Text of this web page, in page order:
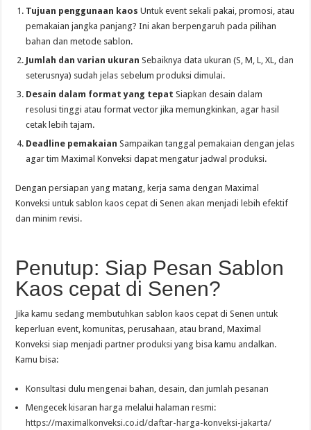
Tujuan penggunaan kaos Untuk event sekali pakai, promosi, atau
pemakaian jangka panjang? Ini akan berpengaruh pada pilihan
bahan dan metode sablon.
Jumlah dan varian ukuran Sebaiknya data ukuran (S, M, L, XL, dan
seterusnya) sudah jelas sebelum produksi dimulai.
Desain dalam format yang tepat Siapkan desain dalam
resolusi tinggi atau format vector jika memungkinkan, agar hasil
cetak lebih tajam.
Deadline pemakaian Sampaikan tanggal pemakaian dengan jelas
agar tim Maximal Konveksi dapat mengatur jadwal produksi.
Dengan persiapan yang matang, kerja sama dengan Maximal
Konveksi untuk sablon kaos cepat di Senen akan menjadi lebih efektif
dan minim revisi.
Penutup: Siap Pesan Sablon
Kaos cepat di Senen?
Jika kamu sedang membutuhkan sablon kaos cepat di Senen untuk
keperluan event, komunitas, perusahaan, atau brand, Maximal
Konveksi siap menjadi partner produksi yang bisa kamu andalkan.
Kamu bisa:
Konsultasi dulu mengenai bahan, desain, dan jumlah pesanan
Mengecek kisaran harga melalui halaman resmi:
https://maximalkonveksi.co.id/daftar-harga-konveksi-jakarta/